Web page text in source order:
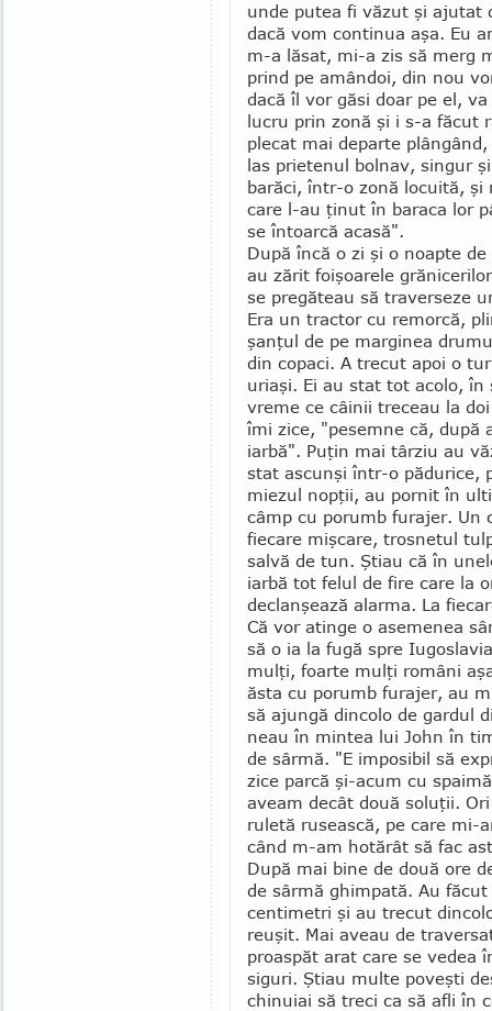
unde putea fi văzut şi ajutat
dacă vom continua aşa. Eu
m-a lăsat, mi-a zis să merg
prind pe amân­doi, din nou
dacă îl vor găsi doar pe el,
lucru prin zonă şi i s-a făcut
plecat mai departe
las prietenul bolnav, singur
barăci, într-o zonă locuită,
care l-au ţinut în baraca lor
se întoar­că acasă".
După încă o zi şi o noapte
au zărit foişoarele
se pregăteau să traverseze
Era un tractor cu remorcă,
şanţul de pe marginea
din copaci. A trecut apoi o
uriaşi. Ei au stat tot acolo,
vreme ce câinii treceau la
îmi zice, "pesemne că, după
iarbă". Puţin mai târziu au
stat ascunşi într-o pădurice,
miezul nopţii, au pornit în
câmp cu po­rumb furajer. Un
fiecare mişcare, trosnetul
salvă de tun. Ştiau că în
iarbă tot felul de fire care la
declanşează alarma. La
Că vor atinge o asemenea
să o ia la fugă spre
mulţi, foarte mulţi români
ăsta cu porumb fura­jer, au
să ajungă dincolo de gardul
neau în mintea lui John în
de sârmă. "E im­posibil să
zice parcă şi-acum cu
aveam decât două soluţii.
ruletă rusească, pe care
când m-am ho­tă­rât să fac
După mai bine de două ore
de sârmă ghimpată. Au
centimetri şi au trecut
reuşit. Mai aveau de
proaspăt arat care se vedea
siguri. Ştiau multe poveşti
chinuiai să treci ca să afli în